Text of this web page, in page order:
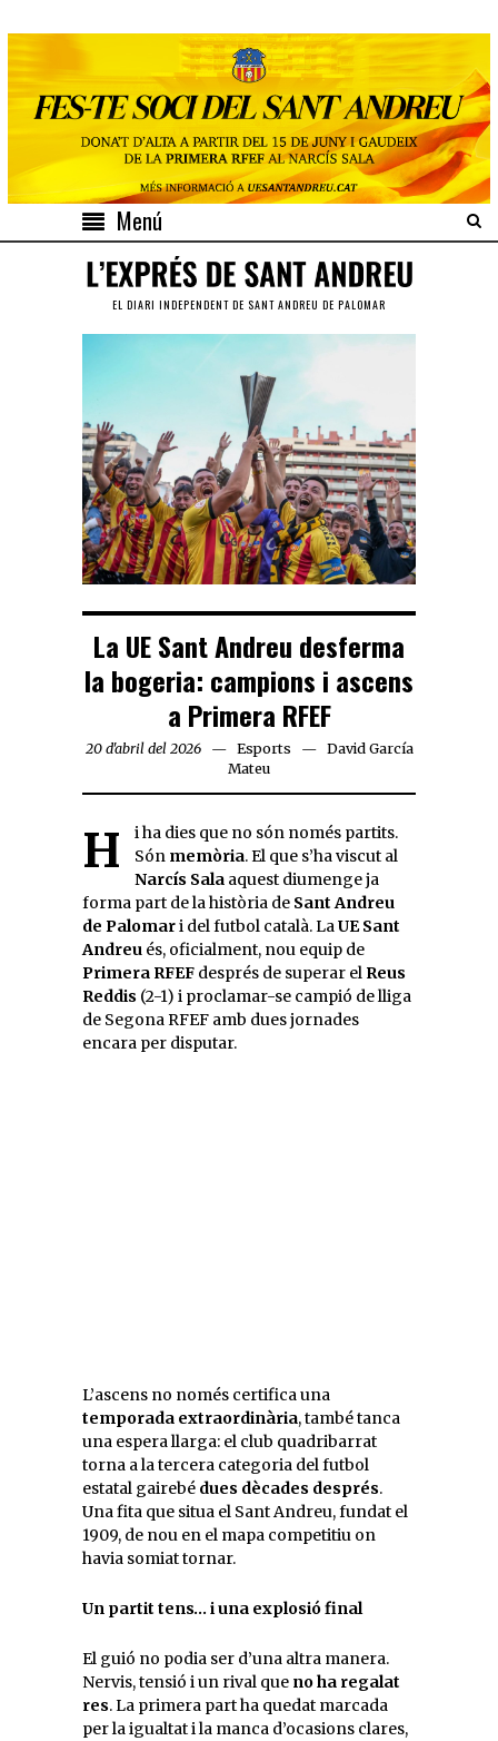
Menú
EL DIARI INDEPENDENT DE SANT ANDREU DE PALOMAR
La UE Sant Andreu desferma
la bogeria: campions i ascens
a Primera RFEF
20 d'abril del 2026 Esports
David García
Mateu
Hi ha dies que no són només partits. Són memòria. El que s’ha viscut al
Narcís Sala aquest diumenge ja
forma part de la història de Sant Andreu
de Palomari del futbol català. LaUE Sant
Andreu és, oficialment, nou equip de
Primera RFEF després de superar el Reus
Reddis (2-1) i proclamar-se campió de lliga
de Segona RFEF amb dues jornades
encara per disputar.
L’ascens no només certifica una
temporada extraordinària, també tanca
una espera llarga: el club quadribarrat
torna a la tercera categoria del futbol
estatal gairebé dues dècades després.
Una fita que situa el Sant Andreu, fundat el
1909, de nou en el mapa competitiu on
havia somiat tornar.
Un partit tens… i una explosió final
El guió no podia ser d’una altra manera.
Nervis, tensió i un rival que no ha regalat
res. La primera part ha quedat marcada
per la igualtat i la manca d’ocasions clares,